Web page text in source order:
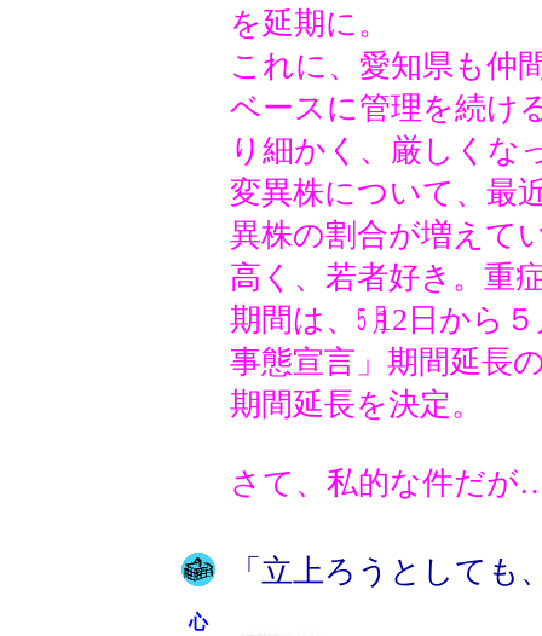
を延期に。
これに、愛知県も仲
ベースに管理を続け
り細かく、厳しくな
変異株について、最
異株の割合が増えて
高く、若者好き。重
期間は、㋄12日か
事態宣言」期間延
期間延長を決定。
さて、私的な件だ
心
「立上ろうとしても